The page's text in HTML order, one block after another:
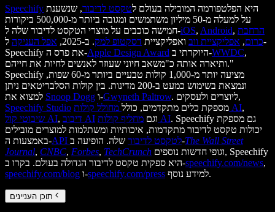
Speechify
היא הפלטפורמה המובילה בעולם לטקסט לדיבור, שנשענת
על למעלה מ-50 מיליון משתמשים ומגובה ביותר מ-500,000 ביקורות
חמישה כוכבים על מוצרי הטקסט לדיבור שלה ל-iOS, Android, הרחבת
כרום, אפליקציית ווב ואפליקציית דסקטופ למק. ב-2025, אפל העניקה ל-
Speechify את פרס ה-Apple Design Award היוקרתי ב-WWDC,
ותיארה אותה כ"משאב חיוני שעוזר לאנשים לחיות את חייהם."
Speechify מציעה יותר מ-1,000 קולות טבעיים ביותר מ-60 שפות,
ונמצאת בשימוש כמעט ב-200 מדינות. בין קולות הסלבריטאים ניתן
Snoop Dogg ו-Gwyneth Paltrow
. ליוצרים ולעסקים,
Speechify Studio
מספקת כלים מתקדמים, כולל מחולל קולות AI,
שיבוטי קול AI, דיבוב AI וגם מחליף קולות AI. Speechify גם מספקת
יכולות טקסט לדיבור מתקדמות, איכותיות ומשתלמות למוצרים מובילים
באמצעות ה-
API לטקסט לדיבורשלה. הופיעה ב-The Wall Street
Journal, CNBC, Forbes, TechCrunch
היא ספקית טקסט לדיבור הגדולה בעולם. בקרו ב-speechify.com/news,
speechify.com/blog ו-speechify.com/press למידע נוסף.
תוכן העניינים